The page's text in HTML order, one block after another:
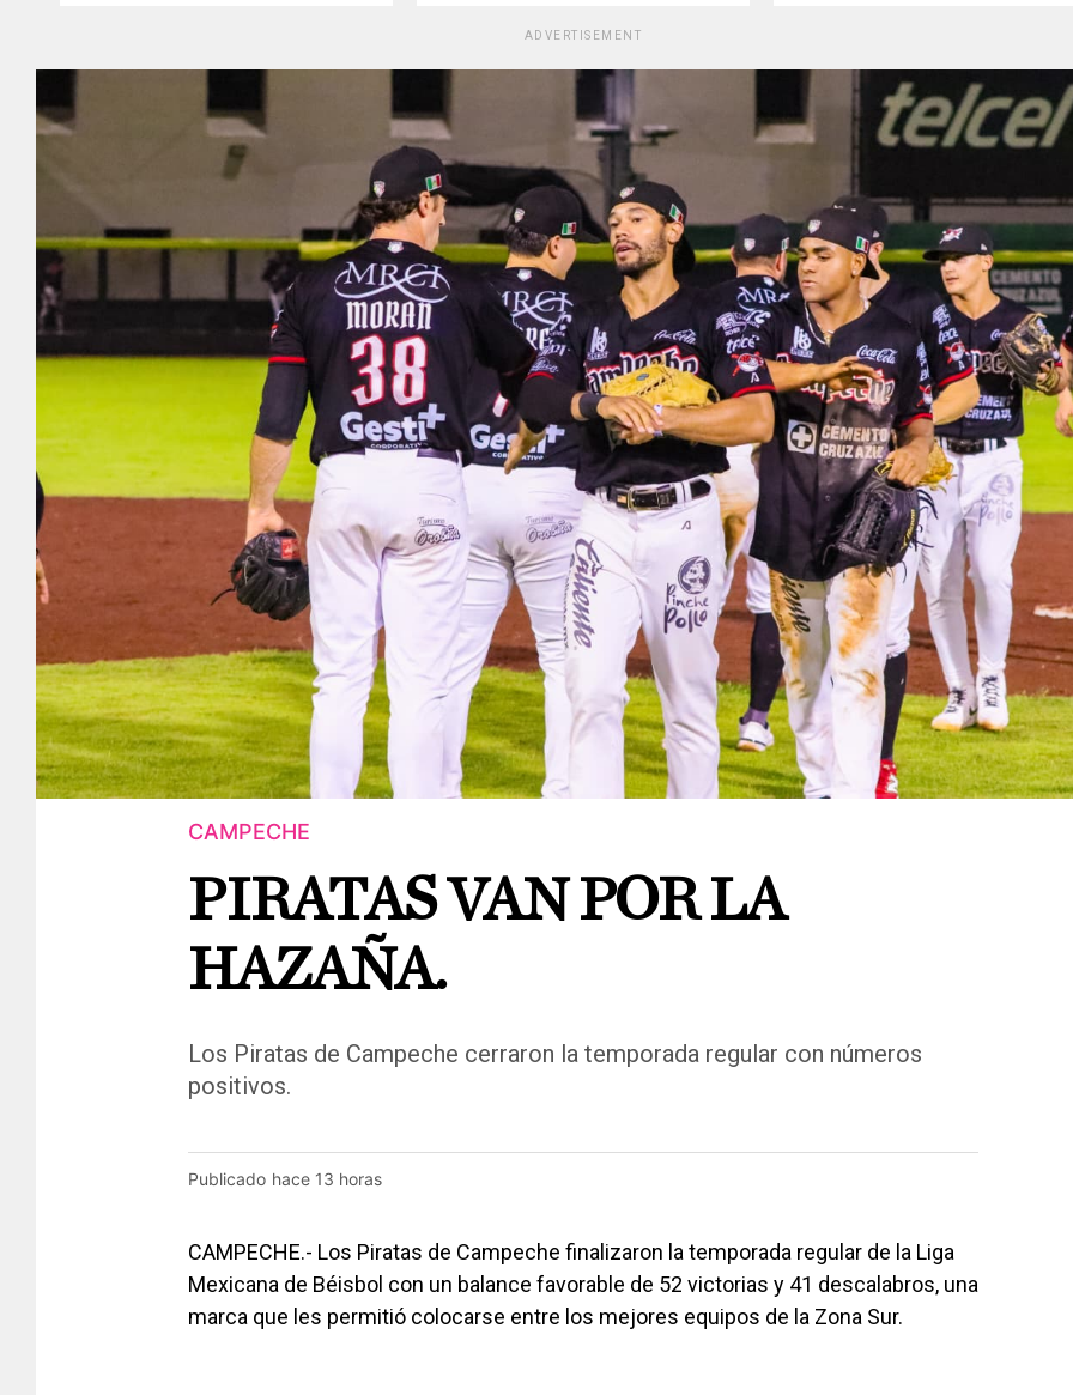
ADVERTISEMENT
CAMPECHE
PIRATAS VAN POR LA
HAZAÑA.
Los Piratas de Campeche cerraron la temporada regular con números
positivos.
Publicado hace 13 horas
CAMPECHE.- Los Piratas de Campeche finalizaron la temporada regular de la Liga
Mexicana de Béisbol con un balance favorable de 52 victorias y 41 descalabros, una
marca que les permitió colocarse entre los mejores equipos de la Zona Sur.